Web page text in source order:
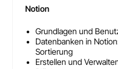
Notion
Grundlagen und
Datenbanken in
Sortierung
Erstellen und